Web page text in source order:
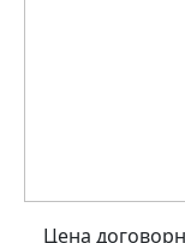
Цена